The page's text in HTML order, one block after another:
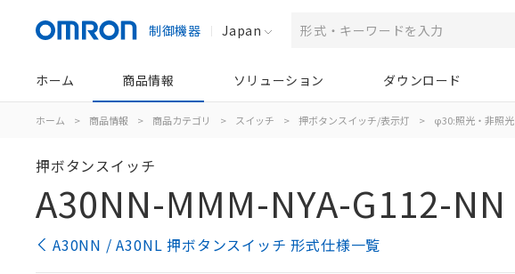
制御機器 Japan
ホーム 商品情報 ソリューション ダウンロード
ホーム > 商品情報 > 商品カテゴリ > スイッチ > 押ボタンスイッチ/表示灯 > φ30:照光・非照光
押ボタンスイッチ
A30NN-MMM-NYA-G112-NN
A30NN / A30NL 押ボタンスイッチ 形式仕様一覧